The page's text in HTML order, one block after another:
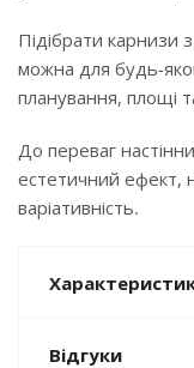
Підібрати карнизи
можна для будь-
планування, площі
До переваг
естетичний ефект,
варіативність.
Відгуки